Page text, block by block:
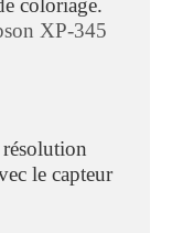
XP-345
le capteur